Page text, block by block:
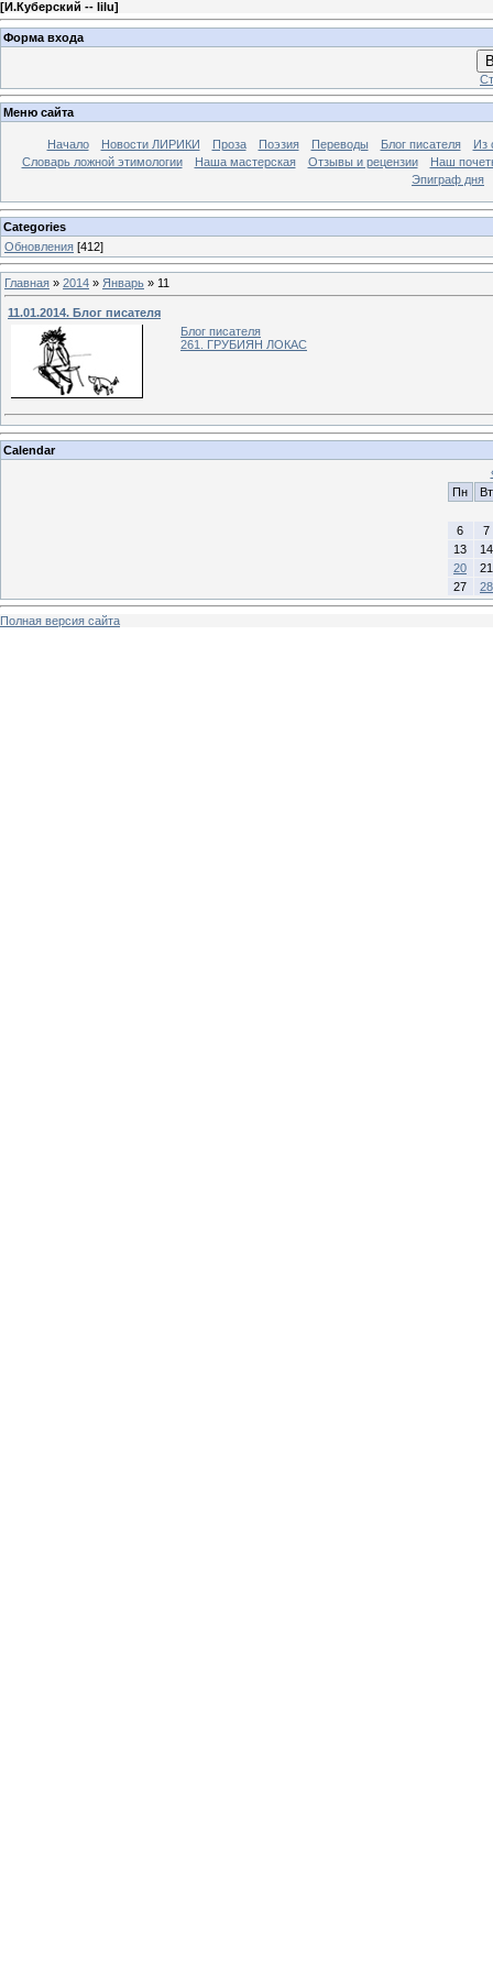
[И.Куберский -- lilu]
Форма входа
Меню сайта
Начало Новости ЛИРИКИ Проза Поэзия Переводы Блог писателя
Из
Словарь ложной этимологии
Наша мастерская Отзывы и рецензии
Наш
Эпиграф дня
Categories
Обновления [412]
Главная » 2014 » Январь » 11
11.01.2014. Блог писателя
Блог писателя
261. ГРУБИЯН ЛОКАС
Calendar
Пн
Вт
6
7
13
14
20
21
27
28
Полная версия сайта